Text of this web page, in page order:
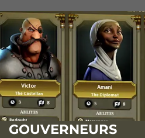
GOUVERNEURS